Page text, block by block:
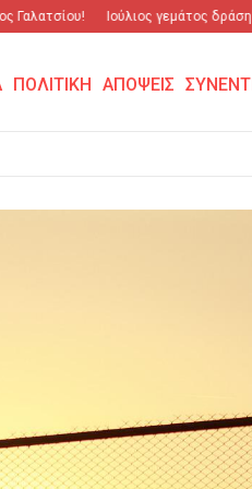
Ιούλιος γεμάτος δράση και
ΠΟΛΙΤΙΚΗ ΑΠΟΨΕΙΣ